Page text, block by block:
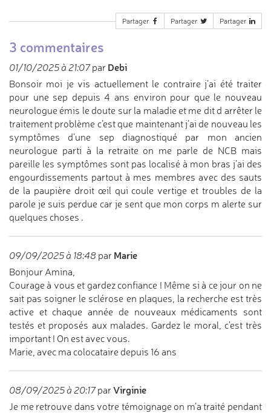
Partager Partager Partager
3 commentaires
01/10/2025 à 21:07par Debi
Bonsoir moi je vis actuellement le contraire j’ai été traiter
pour une sep depuis 4 ans environ pour que le nouveau
neurologue émis le doute sur la maladie et me dit d arrêter le
traitement problème c’est que maintenant j’ai de nouveau les
symptômes d’une sep diagnostiqué par mon ancien
neurologue parti à la retraite on me parle de NCB mais
pareille les symptômes sont pas localisé à mon bras j’ai des
engourdissements partout à mes membres avec des sauts
de la paupière droit œil qui coule vertige et troubles de la
parole je suis perdue car je sent que mon corps m alerte sur
quelques choses .
09/09/2025 à 18:48 par Marie
Bonjour Amina,
Courage à vous et gardez confiance ! Même si à ce jour on ne
sait pas soigner le sclérose en plaques, la recherche est très
active et chaque année de nouveaux médicaments sont
testés et proposés aux malades. Gardez le moral, c'est très
important ! On est avec vous.
Marie, avec ma colocataire depuis 16 ans
08/09/2025 à 20:17par Virginie
Je me retrouve dans votre témoignage on m’a traité pendant